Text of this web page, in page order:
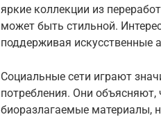
яркие коллекции из
может быть стильной.
поддерживая искусственные
Социальные сети играют
потребления. Они объясняют,
биоразлагаемые материалы,